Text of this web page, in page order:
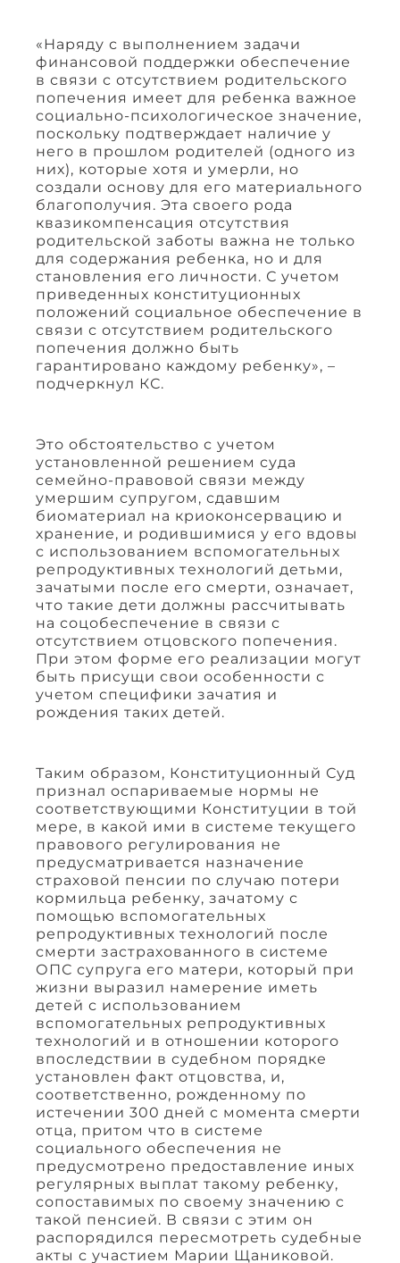
«Наряду с выполнением задачи
финансовой поддержки обеспечение
в связи с отсутствием родительского
попечения имеет для ребенка важное
социально-психологическое значение,
поскольку подтверждает наличие у
него в прошлом родителей (одного из
них), которые хотя и умерли, но
создали основу для его материального
благополучия. Эта своего рода
квазикомпенсация отсутствия
родительской заботы важна не только
для содержания ребенка, но и для
становления его личности. С учетом
приведенных конституционных
положений социальное обеспечение в
связи с отсутствием родительского
попечения должно быть
гарантировано каждому ребенку», –
подчеркнул КС.
Это обстоятельство с учетом
установленной решением суда
семейно-правовой связи между
умершим супругом, сдавшим
биоматериал на криоконсервацию и
хранение, и родившимися у его вдовы
с использованием вспомогательных
репродуктивных технологий детьми,
зачатыми после его смерти, означает,
что такие дети должны рассчитывать
на соцобеспечение в связи с
отсутствием отцовского попечения.
При этом форме его реализации могут
быть присущи свои особенности с
учетом специфики зачатия и
рождения таких детей.
Таким образом, Конституционный Суд
признал оспариваемые нормы не
соответствующими Конституции в той
мере, в какой ими в системе текущего
правового регулирования не
предусматривается назначение
страховой пенсии по случаю потери
кормильца ребенку, зачатому с
помощью вспомогательных
репродуктивных технологий после
смерти застрахованного в системе
ОПС супруга его матери, который при
жизни выразил намерение иметь
детей с использованием
вспомогательных репродуктивных
технологий и в отношении которого
впоследствии в судебном порядке
установлен факт отцовства, и,
соответственно, рожденному по
истечении 300 дней с момента смерти
отца, притом что в системе
социального обеспечения не
предусмотрено предоставление иных
регулярных выплат такому ребенку,
сопоставимых по своему значению с
такой пенсией. В связи с этим он
распорядился пересмотреть судебные
акты с участием Марии Щаниковой.